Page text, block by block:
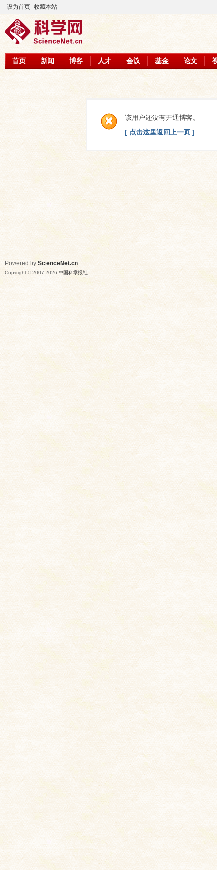
设为首页 收藏本站
首页 新闻 博客 人才 会议 基金 论文
该用户还没有开通博客。
[ 点击这里返回上一页 ]
Powered by ScienceNet.cn
Copyright © 2007-2026 中国科学报社